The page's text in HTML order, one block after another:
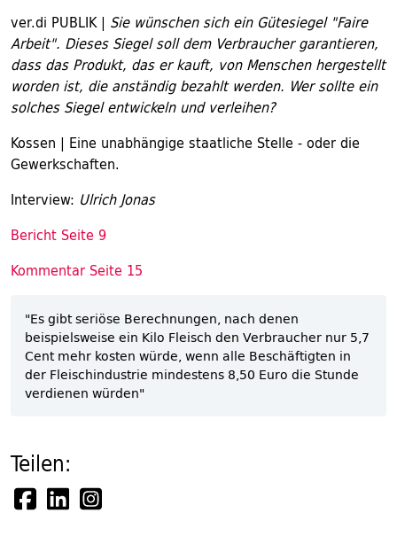
ver.di PUBLIK | Sie wünschen sich ein Gütesiegel "Faire
Arbeit". Dieses Siegel soll dem Verbraucher garantieren,
dass das Produkt, das er kauft, von Menschen hergestellt
worden ist, die anständig bezahlt werden. Wer sollte ein
solches Siegel entwickeln und verleihen?
Kossen | Eine unabhängige staatliche Stelle - oder die
Gewerkschaften.
Interview: Ulrich Jonas
Bericht Seite 9
Kommentar Seite 15
"Es gibt seriöse Berechnungen, nach denen
beispielsweise ein Kilo Fleisch den Verbraucher nur 5,7
Cent mehr kosten würde, wenn alle Beschäftigten in
der Fleischindustrie mindestens 8,50 Euro die Stunde
verdienen würden"
Teilen: